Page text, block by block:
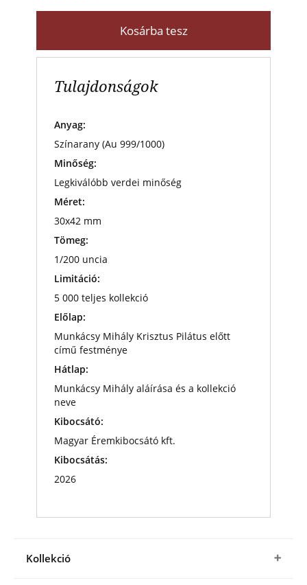
Kosárba tesz
Tulajdonságok
Anyag:
Színarany (Au 999/1000)
Minőség:
Legkiválóbb verdei minőség
Méret:
30x42 mm
Tömeg:
1/200 uncia
Limitáció:
5 000 teljes kollekció
Előlap:
Munkácsy Mihály Krisztus Pilátus előtt
című festménye
Hátlap:
Munkácsy Mihály aláírása és a kollekció
neve
Kibocsátó:
Magyar Éremkibocsátó kft.
Kibocsátás:
2026
Kollekció